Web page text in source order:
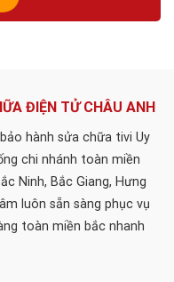
ĐIỆN TỬ CHÂU ANH
hành sửa chữa tivi Uy
chi nhánh toàn miền
Ninh, Bắc Giang, Hưng
luôn sẵn sàng phục vụ
toàn miền bắc nhanh